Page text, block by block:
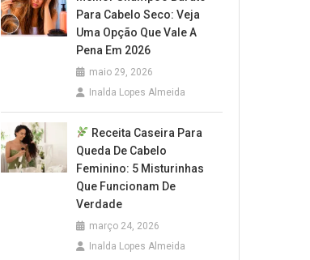
Para Cabelo Seco: Veja
Uma Opção Que Vale A
Pena Em 2026
maio 29, 2026
Inalda Lopes Almeida
Receita Caseira Para
Queda De Cabelo
Feminino: 5 Misturinhas
Que Funcionam De
Verdade
março 24, 2026
Inalda Lopes Almeida